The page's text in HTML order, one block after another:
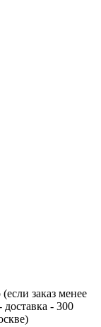
заказ менее
доставка - 300